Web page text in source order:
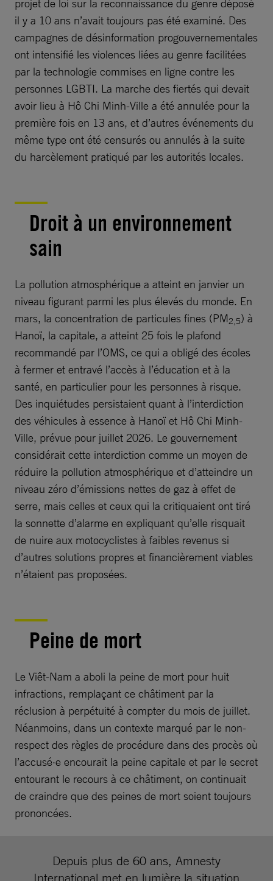
projet de loi sur la reconnaissance du genre déposé
il y a 10 ans n’avait toujours pas été examiné. Des
campagnes de désinformation progouvernementales
ont intensifié les violences liées au genre facilitées
par la technologie commises en ligne contre les
personnes LGBTI. La marche des fiertés qui devait
avoir lieu à Hô Chi Minh-Ville a été annulée pour la
première fois en 13 ans, et d’autres événements du
même type ont été censurés ou annulés à la suite
du harcèlement pratiqué par les autorités locales.
Droit à un environnement
sain
La pollution atmosphérique a atteint en janvier un
niveau figurant parmi les plus élevés du monde. En
mars, la concentration de particules fines (PM2,5) à
Hanoï, la capitale, a atteint 25 fois le plafond
recommandé par l’OMS, ce qui a obligé des écoles
à fermer et entravé l’accès à l’éducation et à la
santé, en particulier pour les personnes à risque.
Des inquiétudes persistaient quant à l’interdiction
des véhicules à essence à Hanoï et Hô Chi Minh-
Ville, prévue pour juillet 2026. Le gouvernement
considérait cette interdiction comme un moyen de
réduire la pollution atmosphérique et d’atteindre un
niveau zéro d’émissions nettes de gaz à effet de
serre, mais celles et ceux qui la critiquaient ont tiré
la sonnette d’alarme en expliquant qu’elle risquait
de nuire aux motocyclistes à faibles revenus si
d’autres solutions propres et financièrement viables
n’étaient pas proposées.
Peine de mort
Le Viêt-Nam a aboli la peine de mort pour huit
infractions, remplaçant ce châtiment par la
réclusion à perpétuité à compter du mois de juillet.
Néanmoins, dans un contexte marqué par le non-
respect des règles de procédure dans des procès où
l’accusé·e encourait la peine capitale et par le secret
entourant le recours à ce châtiment, on continuait
de craindre que des peines de mort soient toujours
prononcées.
Depuis plus de 60 ans, Amnesty
International met en lumière la situation